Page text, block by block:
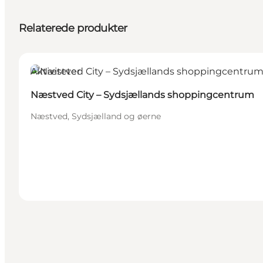
Relaterede produkter
Aktiviteter
Næstved City – Sydsjællands shoppingcentrum
Næstved, Sydsjælland og øerne